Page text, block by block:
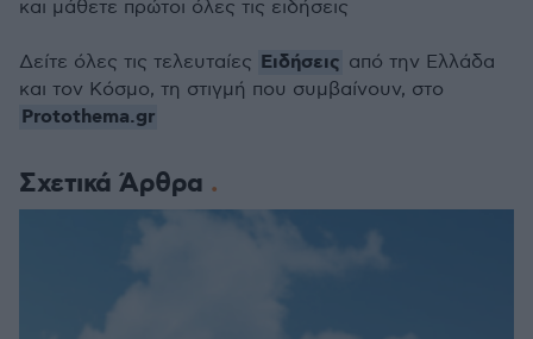
Σχετικά Άρθρα
και μάθετε πρώτοι όλες τις ειδήσεις
Δείτε όλες τις τελευταίες Ειδήσεις από την Ελλάδα
και τον Κόσμο, τη στιγμή που συμβαίνουν, στο
Protothema.gr